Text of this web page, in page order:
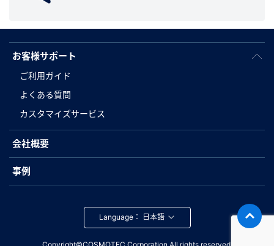
お客様サポート
ご利用ガイド
よくある質問
カスタマイズサービス
会社概要
事例
Language：